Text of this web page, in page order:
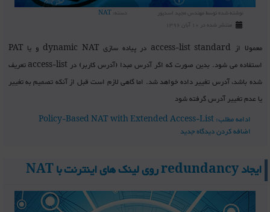
نوشته شده توسطمهندس مجید اسدپور دسته:NAT
منتشر شده در 10 آبان 1396
معمولا از access-list standard در پیاده سازی dynamic NAT و یا PAT
استفاده می شود. بدین صورت که اگر آدرس مبدا (آدرس کاربر) در access-list تعریف
شده باشد، آدرس تغییر داده خواهد شد. اما گاهی لازم است قبل از آنکه تصمیم به تغییر
یا عدم تغییر آدرس گرفته شود
ادامه مطلب: Policy-Based NAT with Extended Access-List
اضافه کردن دیدگاه جدید
ایجاد redundancy روی لینک های اینترنت با NAT